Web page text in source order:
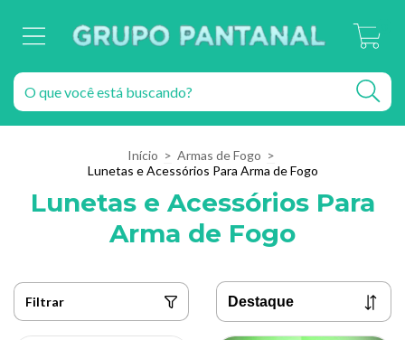
Início > Armas de Fogo >
Lunetas e Acessórios Para Arma de Fogo
Lunetas e Acessórios Para
Arma de Fogo
Filtrar